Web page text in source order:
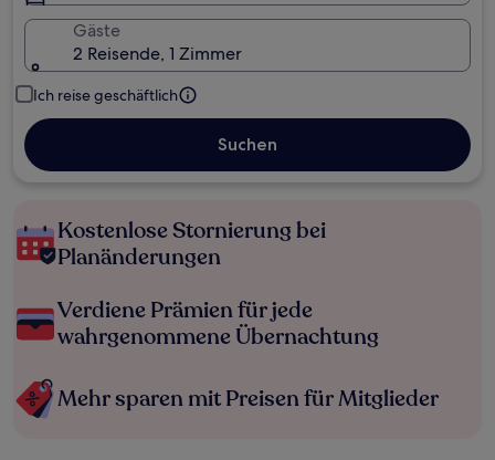
Gäste
2 Reisende, 1 Zimmer
Ich reise geschäftlich
Suchen
Kostenlose Stornierung bei
Planänderungen
Verdiene Prämien für jede
wahrgenommene Übernachtung
Mehr sparen mit Preisen für Mitglieder